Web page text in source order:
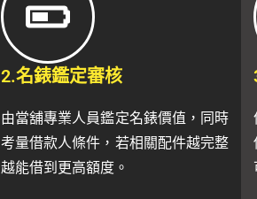
2.名錶鑑定審核
由當舖專業人員鑑定名錶價值，同時
考量借款人條件，若相關配件越完整
越能借到更高額度。